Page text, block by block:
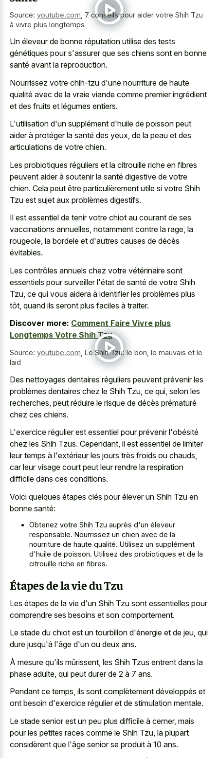
Source: youtube.com 7 conseils pour aider votre Shih Tzu
à vivre plus longtemps
Un éleveur de bonne réputation utilise des tests
génétiques pour s'assurer que ses chiens sont en bonne
santé avant la reproduction.
Nourrissez votre chih-tzu d'une nourriture de haute
qualité avec de la vraie viande comme premier ingrédient
et des fruits et légumes entiers.
L'utilisation d'un supplément d'huile de poisson peut
aider à protéger la santé des yeux, de la peau et des
articulations de votre chien.
Les probiotiques réguliers et la citrouille riche en fibres
peuvent aider à soutenir la santé digestive de votre
chien. Cela peut être particulièrement utile si votre Shih
Tzu est sujet aux problèmes digestifs.
Il est essentiel de tenir votre chiot au courant de ses
vaccinations annuelles, notamment contre la rage, la
rougeole, la bordele et d'autres causes de décès
évitables.
Les contrôles annuels chez votre vétérinaire sont
essentiels pour surveiller l'état de santé de votre Shih
Tzu, ce qui vous aidera à identifier les problèmes plus
tôt, quand ils seront plus faciles à traiter.
Discover more: Comment Faire Vivre plus
Longtemps Votre Shih Tzu
Source: youtube.com Le Shih Tzu: le bon, le mauvais et le
laid
Des nettoyages dentaires réguliers peuvent prévenir les
problèmes dentaires chez le Shih Tzu, ce qui, selon les
recherches, peut réduire le risque de décès prématuré
chez ces chiens.
L'exercice régulier est essentiel pour prévenir l'obésité
chez les Shih Tzus. Cependant, il est essentiel de limiter
leur temps à l'extérieur les jours très froids ou chauds,
car leur visage court peut leur rendre la respiration
difficile dans ces conditions.
Voici quelques étapes clés pour élever un Shih Tzu en
bonne santé:
Obtenez votre Shih Tzu auprès d'un éleveur
responsable. Nourrissez un chien avec de la
nourriture de haute qualité. Utilisez un supplément
d'huile de poisson. Utilisez des probiotiques et de la
citrouille riche en fibres.
Étapes de la vie du Tzu
Les étapes de la vie d'un Shih Tzu sont essentielles pour
comprendre ses besoins et son comportement.
Le stade du chiot est un tourbillon d'énergie et de jeu, qui
dure jusqu'à l'âge d'un ou deux ans.
À mesure qu'ils mûrissent, les Shih Tzus entrent dans la
phase adulte, qui peut durer de 2 à 7 ans.
Pendant ce temps, ils sont complètement développés et
ont besoin d'exercice régulier et de stimulation mentale.
Le stade senior est un peu plus difficile à cerner, mais
pour les petites races comme le Shih Tzu, la plupart
considèrent que l'âge senior se produit à 10 ans.